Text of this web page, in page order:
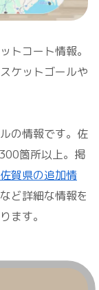
トコート情報。
ケットゴールや
の情報です。佐
箇所以上。掲
佐賀県の追加情
ど詳細な情報を
ます。